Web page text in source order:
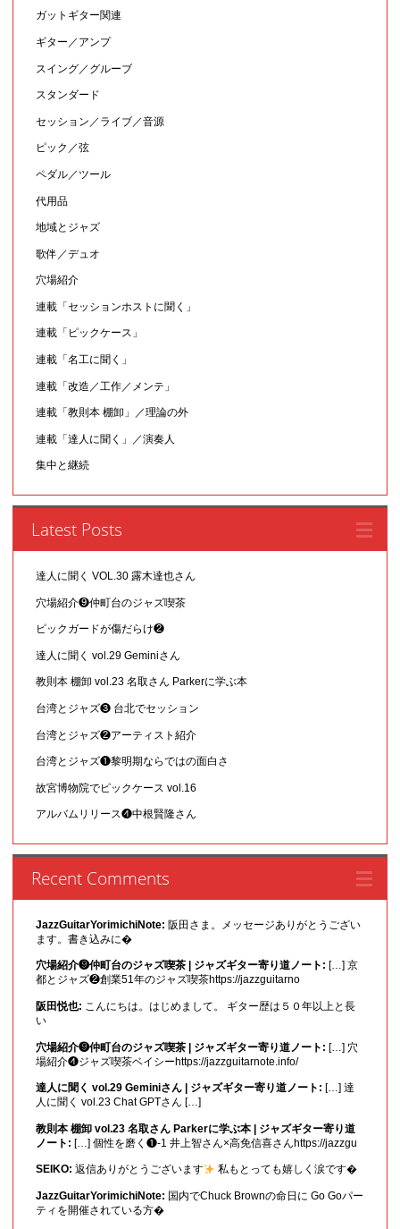
ガットギター関連
ギター／アンプ
スイング／グルーブ
スタンダード
セッション／ライブ／音源
ピック／弦
ペダル／ツール
代用品
地域とジャズ
歌伴／デュオ
穴場紹介
連載「セッションホストに聞く」
連載「ピックケース」
連載「名工に聞く」
連載「改造／工作／メンテ」
連載「教則本 棚卸」／理論の外
連載「達人に聞く」／演奏人
集中と継続
Latest Posts
達人に聞く VOL.30 露木達也さん
穴場紹介❾仲町台のジャズ喫茶
ピックガードが傷だらけ❷
達人に聞く vol.29 Geminiさん
教則本 棚卸 vol.23 名取さん Parkerに学ぶ本
台湾とジャズ❸ 台北でセッション
台湾とジャズ❷アーティスト紹介
台湾とジャズ❶黎明期ならではの面白さ
故宮博物院でピックケース vol.16
アルバムリリース❹中根賢隆さん
Recent Comments
JazzGuitarYorimichiNote: 阪田さま。メッセージありがとうござい
ます。書き込みに�
穴場紹介❾仲町台のジャズ喫茶 | ジャズギター寄り道ノート: […] 京
都とジャズ❷創業51年のジャズ喫茶https://jazzguitarno
阪田悦也: こんにちは。はじめまして。 ギター歴は５０年以上と長
い
穴場紹介❾仲町台のジャズ喫茶 | ジャズギター寄り道ノート: […] 穴
場紹介❹ジャズ喫茶ベイシーhttps://jazzguitarnote.info/
達人に聞く vol.29 Geminiさん | ジャズギター寄り道ノート: […] 達
人に聞く vol.23 Chat GPTさん […]
教則本 棚卸 vol.23 名取さん Parkerに学ぶ本 | ジャズギター寄り道
ノート: […] 個性を磨く❶-1 井上智さん×高免信喜さんhttps://jazzgu
SEIKO: 返信ありがとうございます 私もとっても嬉しく涙です�
JazzGuitarYorimichiNote: 国内でChuck Brownの命日に Go Goパー
ティを開催されている方�